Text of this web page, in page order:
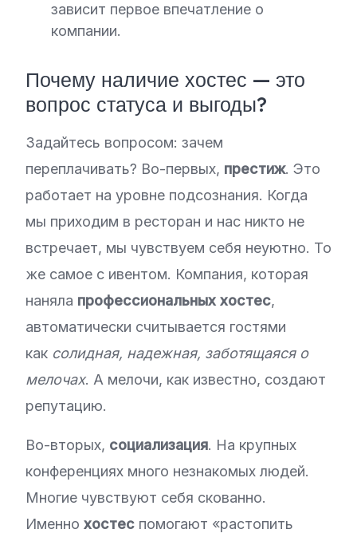
зависит первое впечатление о
компании.
Почему наличие хостес — это
вопрос статуса и выгоды?
Задайтесь вопросом: зачем
переплачивать? Во-первых, престиж. Это
работает на уровне подсознания. Когда
мы приходим в ресторан и нас никто не
встречает, мы чувствуем себя неуютно. То
же самое с ивентом. Компания, которая
наняла профессиональных хостес,
автоматически считывается гостями
как солидная, надежная, заботящаяся о
мелочах. А мелочи, как известно, создают
репутацию.
Во-вторых, социализация. На крупных
конференциях много незнакомых людей.
Многие чувствуют себя скованно.
Именно хостес помогают «растопить